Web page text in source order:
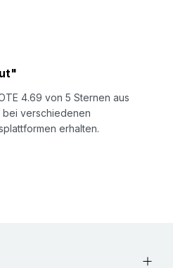
4.69 von 5 Sternen aus
verschiedenen
erhalten.